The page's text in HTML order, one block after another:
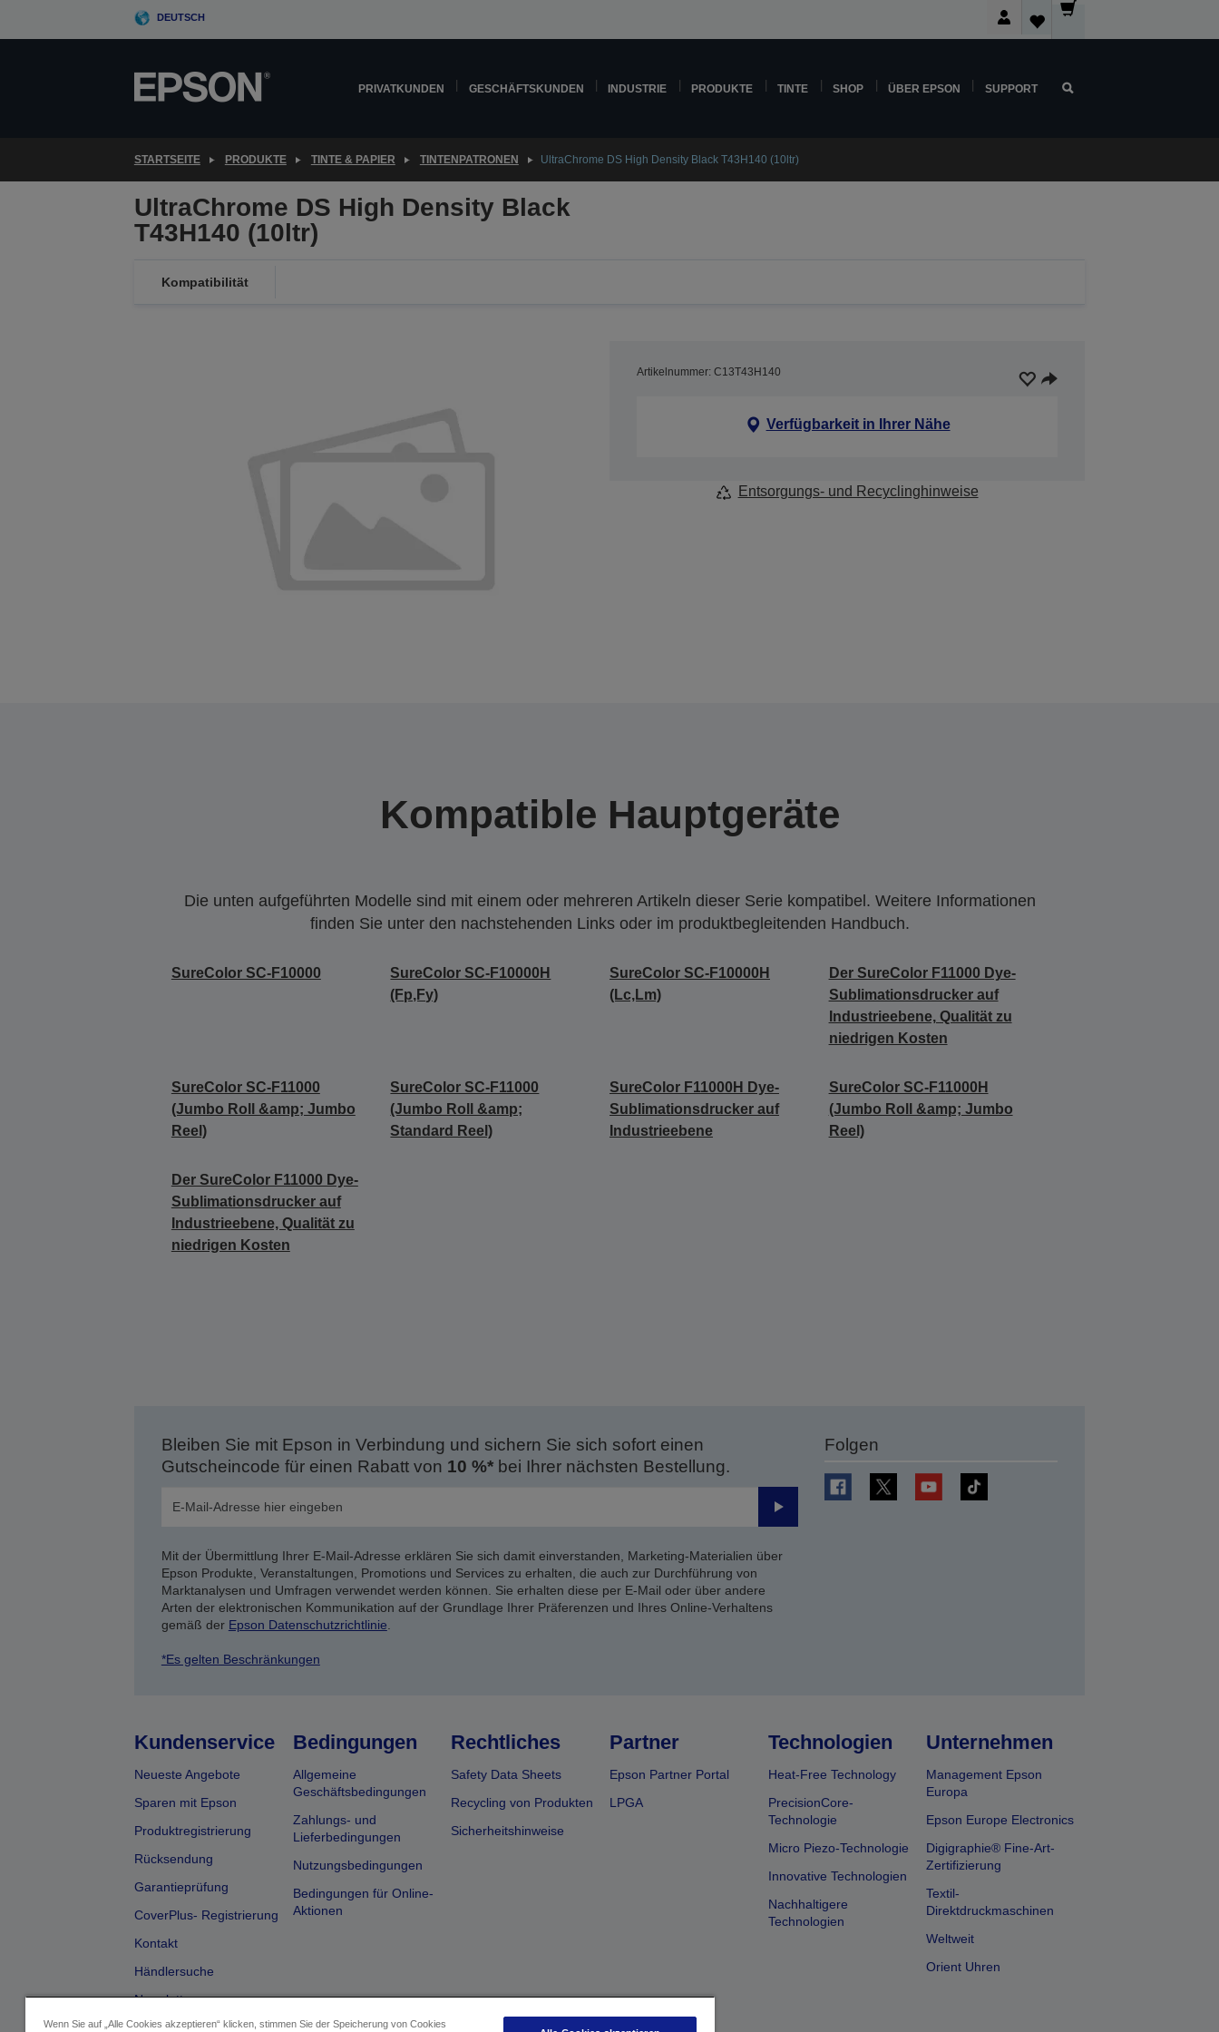
DEUTSCH
PRIVATKUNDEN GESCHÄFTSKUNDEN INDUSTRIE PRODUKTE TINTE SHOP ÜBER EPSON SUPPORT
STARTSEITE PRODUKTE TINTE & PAPIER TINTENPATRONEN UltraChrome DS High Density Black T43H140 (10ltr)
UltraChrome DS High Density Black
T43H140 (10ltr)
Kompatibilität
Artikelnummer: C13T43H140
Verfügbarkeit in Ihrer Nähe
Entsorgungs- und Recyclinghinweise
Kompatible Hauptgeräte
Die unten aufgeführten Modelle sind mit einem oder mehreren Artikeln dieser Serie kompatibel. Weitere Informationen
finden Sie unter den nachstehenden Links oder im produktbegleitenden Handbuch.
SureColor SC-F10000
SureColor SC-F10000H
(Fp,Fy)
SureColor SC-F10000H
(Lc,Lm)
Der SureColor F11000 Dye-
Sublimationsdrucker auf
Industrieebene, Qualität zu
niedrigen Kosten
SureColor SC-F11000
(Jumbo Roll &amp; Jumbo
Reel)
SureColor SC-F11000
(Jumbo Roll &amp;
Standard Reel)
SureColor F11000H Dye-
Sublimationsdrucker auf
Industrieebene
SureColor SC-F11000H
(Jumbo Roll &amp; Jumbo
Reel)
Der SureColor F11000 Dye-
Sublimationsdrucker auf
Industrieebene, Qualität zu
niedrigen Kosten
Bleiben Sie mit Epson in Verbindung und sichern Sie sich sofort einen
Gutscheincode für einen Rabatt von 10 %*bei Ihrer nächsten Bestellung.
Senden
Mit der Übermittlung Ihrer E-Mail-Adresse erklären Sie sich damit einverstanden, Marketing-Materialien über
Epson Produkte, Veranstaltungen, Promotions und Services zu erhalten, die auch zur Durchführung von
Marktanalysen und Umfragen verwendet werden können. Sie erhalten diese per E-Mail oder über andere
Arten der elektronischen Kommunikation auf der Grundlage Ihrer Präferenzen und Ihres Online-Verhaltens
gemäß der Epson Datenschutzrichtlinie
*Es gelten Beschränkungen
Folgen
Kundenservice
Neueste Angebote
Sparen mit Epson
Produktregistrierung
Rücksendung
Garantieprüfung
CoverPlus- Registrierung
Kontakt
Händlersuche
Newsletter
Bedingungen
Allgemeine
Geschäftsbedingungen
Zahlungs- und
Lieferbedingungen
Nutzungsbedingungen
Bedingungen für Online-
Aktionen
Rechtliches
Safety Data Sheets
Recycling von Produkten
Sicherheitshinweise
Partner
Epson Partner Portal
LPGA
Technologien
Heat-Free Technology
PrecisionCore-
Technologie
Micro Piezo-Technologie
Innovative Technologien
Nachhaltigere
Technologien
Unternehmen
Management Epson
Europa
Epson Europe Electronics
Digigraphie® Fine-Art-
Zertifizierung
Textil-
Direktdruckmaschinen
Weltweit
Orient Uhren
Wenn Sie auf „Alle Cookies akzeptieren“ klicken, stimmen Sie der Speicherung von Cookies